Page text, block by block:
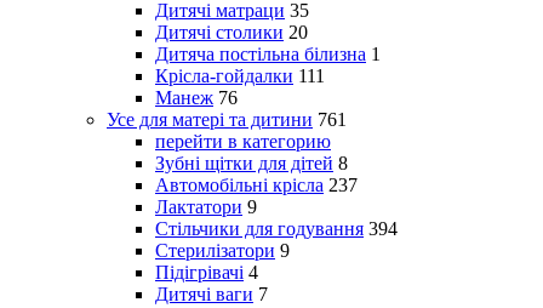
Дитячі матраци 35
Дитячі столики 20
Дитяча постільна білизна 1
Крісла-гойдалки 111
Манеж 76
Усе для матері та дитини 761
перейти в категорию
Зубні щітки для дітей 8
Автомобільні крісла 237
Лактатори 9
Стільчики для годування 394
Стерилізатори 9
Підігрівачі 4
Дитячі ваги 7